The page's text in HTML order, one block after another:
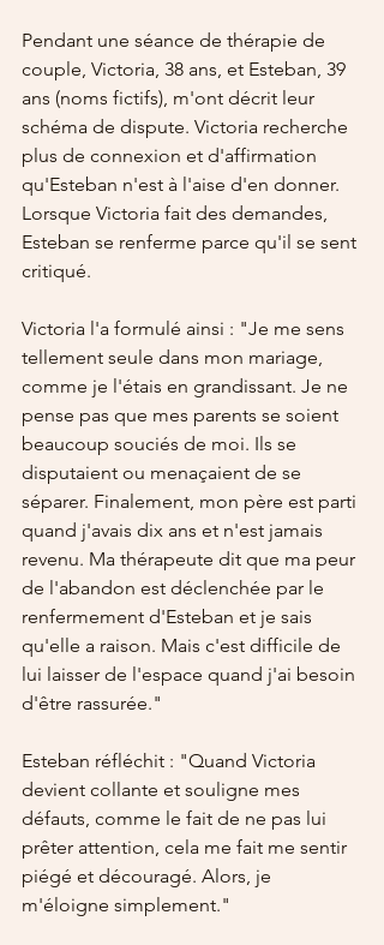
Pendant une séance de thérapie de
couple, Victoria, 38 ans, et Esteban, 39
ans (noms fictifs), m'ont décrit leur
schéma de dispute. Victoria recherche
plus de connexion et d'affirmation
qu'Esteban n'est à l'aise d'en donner.
Lorsque Victoria fait des demandes,
Esteban se renferme parce qu'il se sent
critiqué.
Victoria l'a formulé ainsi : "Je me sens
tellement seule dans mon mariage,
comme je l'étais en grandissant. Je ne
pense pas que mes parents se soient
beaucoup souciés de moi. Ils se
disputaient ou menaçaient de se
séparer. Finalement, mon père est parti
quand j'avais dix ans et n'est jamais
revenu. Ma thérapeute dit que ma peur
de l'abandon est déclenchée par le
renfermement d'Esteban et je sais
qu'elle a raison. Mais c'est difficile de
lui laisser de l'espace quand j'ai besoin
d'être rassurée."
Esteban réfléchit : "Quand Victoria
devient collante et souligne mes
défauts, comme le fait de ne pas lui
prêter attention, cela me fait me sentir
piégé et découragé. Alors, je
m'éloigne simplement."